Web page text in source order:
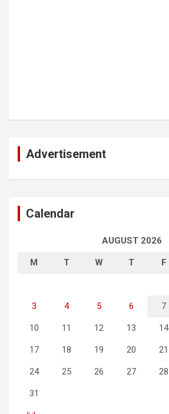
Advertisement
Calendar
AUGUST 2026
M T W T F
3 4 5 6 7
10 11 12 13 14
17 18 19 20 21
24 25 26 27 28
31